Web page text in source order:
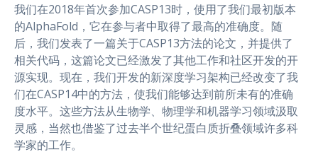
我们在2018年首次参加CASP13时，使用了我们最初版本
的AlphaFold，它在参与者中取得了最高的准确度。随
后，我们发表了一篇关于CASP13方法的论文，并提供了
相关代码，这篇论文已经激发了其他工作和社区开发的开
源实现。现在，我们开发的新深度学习架构已经改变了我
们在CASP14中的方法，使我们能够达到前所未有的准确
度水平。这些方法从生物学、物理学和机器学习领域汲取
灵感，当然也借鉴了过去半个世纪蛋白质折叠领域许多科
学家的工作。